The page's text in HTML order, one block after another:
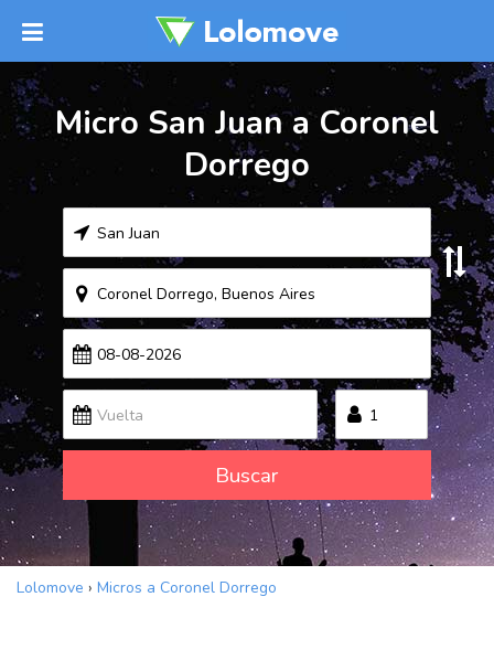
Micro San Juan a Coronel
Dorrego
Buscar
Lolomove › Micros a Coronel Dorrego